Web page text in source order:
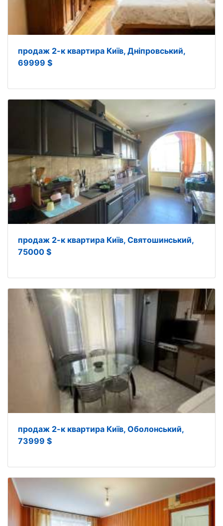
продаж 2-к квартира Київ, Дніпровський,
69999 $
продаж 2-к квартира Київ, Святошинський,
75000 $
продаж 2-к квартира Київ, Оболонський,
73999 $